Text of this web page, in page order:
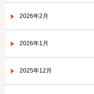
2026年2月
2026年1月
2025年12月